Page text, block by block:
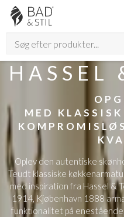
HASSEL
MED
Oplev den autentiske
Teudt klassiske
med inspiration fra Hassel &
1914, Kjøbenhavn 1888
funktionalitet på